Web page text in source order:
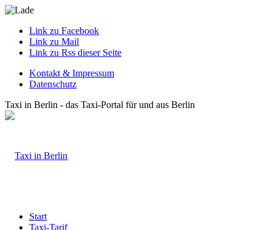
Link zu Facebook
Link zu Mail
Link zu Rss dieser Seite
Kontakt & Impressum
Datenschutz
Taxi in Berlin - das Taxi-Portal für und aus Berlin
Start
Taxi-Tarif